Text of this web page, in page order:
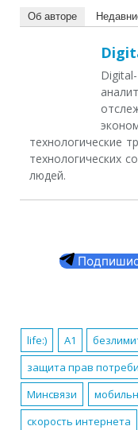
Об авторе
технологические
технологических
людей.
life:) А1
защита прав
Минсвязи
скорость интернета